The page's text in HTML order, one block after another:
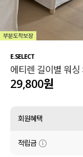
살안타템
110사이즈
티셔츠
셔츠
원피스
E.SELECT
에티렌 길이별 워
29,800원
회원혜택
적립금